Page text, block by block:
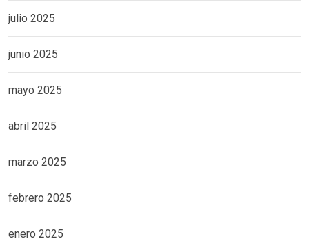
julio 2025
junio 2025
mayo 2025
abril 2025
marzo 2025
febrero 2025
enero 2025